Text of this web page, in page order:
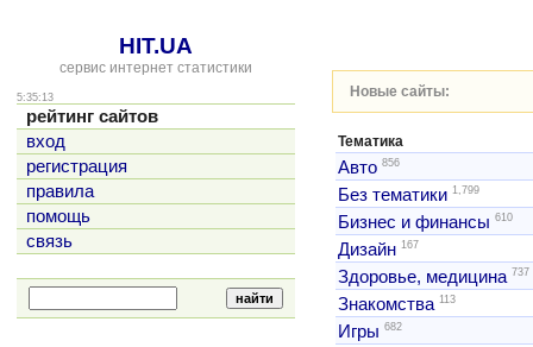
HIT.UA
сервис интернет статистики
5:35:13
рейтинг сайтов
вход
регистрация
правила
помощь
связь
Новые сайты:
Тематика
Авто 856
Без тематики 1,799
Бизнес и финансы 610
Дизайн 167
Здоровье, медицина 737
Знакомства 113
Игры 682